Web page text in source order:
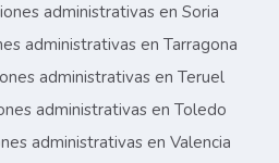
administrativas en Soria
administrativas en Tarragona
administrativas en Teruel
administrativas en Toledo
administrativas en Valencia